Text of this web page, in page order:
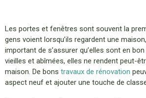
Les portes et fenêtres sont souvent la
gens voient lorsqu’ils regardent une
important de s’assurer qu’elles sont en
vieilles et abîmées, elles ne rendent peut-
maison. De bons travaux de rénovation
aspect neuf et ajouter une touche de